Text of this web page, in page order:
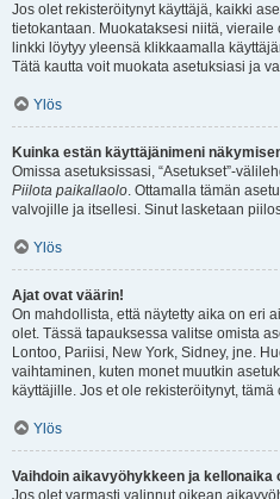
Jos olet rekisteröitynyt käyttäjä, kaikki
tietokantaan. Muokataksesi niitä,
linkki löytyy yleensä klikkaamalla
Tätä kautta voit muokata asetuksiasi ja
Ylös
Kuinka estän käyttäjänimeni
Omissa asetuksissasi, “Asetukset”-
Piilota paikallaolo. Ottamalla tämän
valvojille ja itsellesi. Sinut lasketaan
Ylös
Ajat ovat väärin!
On mahdollista, että näytetty aika on eri
olet. Tässä tapauksessa valitse omista
Lontoo, Pariisi, New York, Sidney, jne.
vaihtaminen, kuten monet muutkin
käyttäjille. Jos et ole rekisteröitynyt,
Ylös
Vaihdoin aikavyöhykkeen ja kellonaika
Jos olet varmasti valinnut oikean